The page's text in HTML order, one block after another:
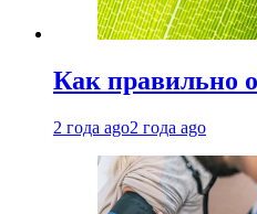
Как правильно
2 года ago2 года ago